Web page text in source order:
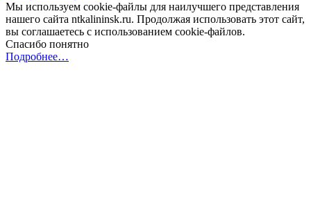
Мы используем cookie-файлы для наилучшего представления
нашего сайта ntkalininsk.ru. Продолжая использовать этот сайт,
вы соглашаетесь с использованием cookie-файлов.
Спасибо понятно
Подробнее…